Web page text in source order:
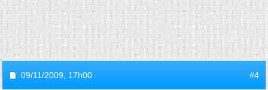
09/11/2009, 17h00 #4